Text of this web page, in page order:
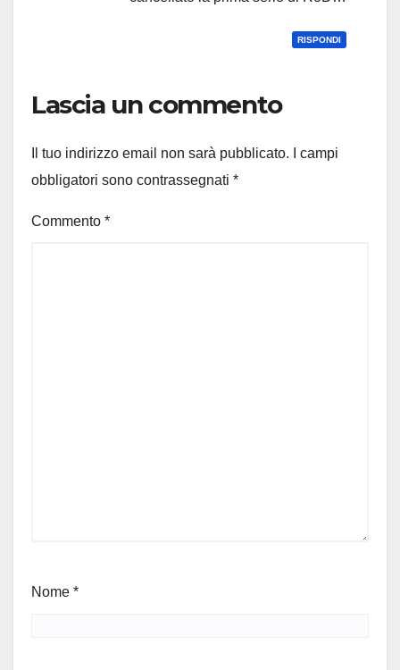
RISPONDI
Lascia un commento
Il tuo indirizzo email non sarà pubblicato.
I campi
obbligatori sono contrassegnati *
Commento *
Nome *